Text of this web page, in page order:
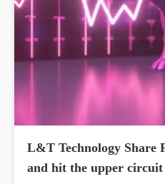
L&T Technology Share
and hit the upper circuit